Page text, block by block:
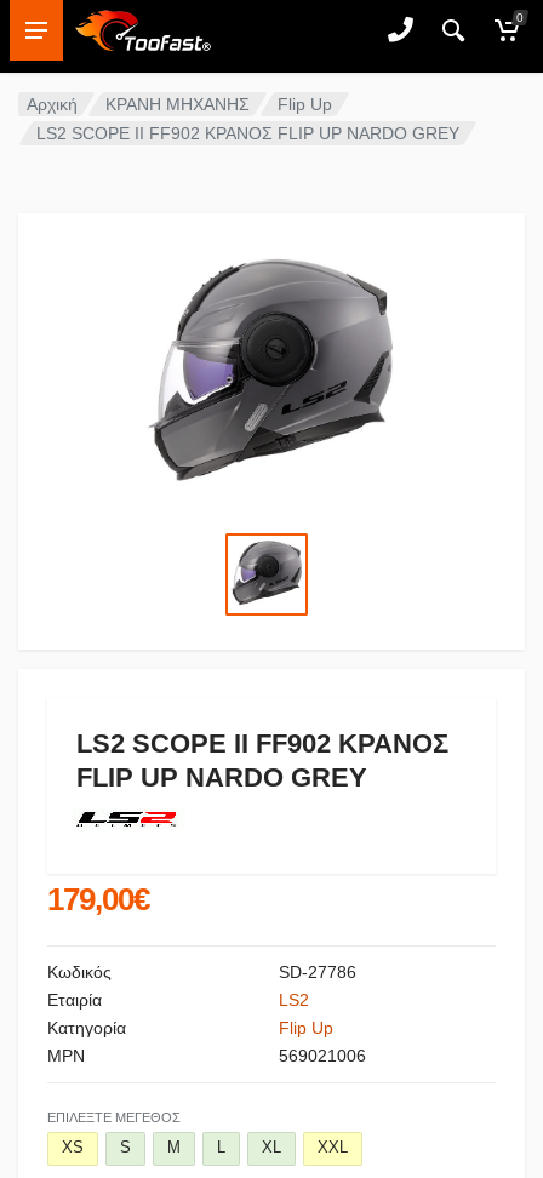
0
Αρχική ΚΡΑΝΗ ΜΗΧΑΝΗΣ
Flip Up
LS2 SCOPE II FF902 ΚΡΑΝΟΣ FLIP UP NARDO GREY
LS2 SCOPE II FF902 ΚΡΑΝΟΣ
FLIP UP NARDO GREY
179,00€
Κωδικός
SD-27786
Εταιρία
LS2
Κατηγορία
Flip Up
MPN
569021006
ΕΠΙΛΈΞΤΕ ΜΈΓΕΘΟΣ
XS S M L XL XXL